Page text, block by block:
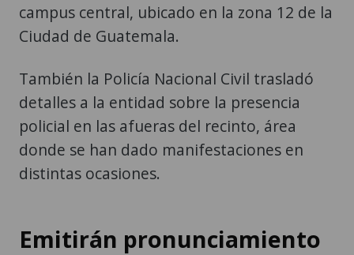
campus central, ubicado en la zona 12 de la
Ciudad de Guatemala.
También la Policía Nacional Civil trasladó
detalles a la entidad sobre la presencia
policial en las afueras del recinto, área
donde se han dado manifestaciones en
distintas ocasiones.
Emitirán pronunciamiento